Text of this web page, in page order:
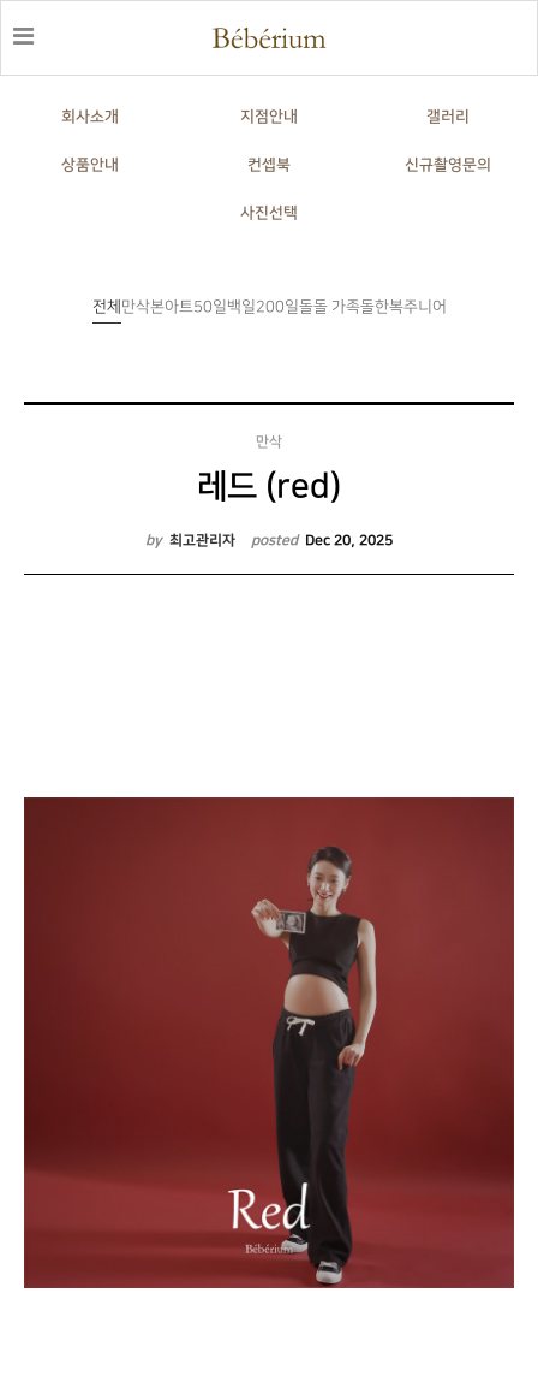
회사소개 지점안내 갤러리
상품안내 컨셉북 신규촬영문의
사진선택
전체 만삭본아트 50일 백일 200일돌돌 가족돌한복주니어
만삭
레드 (red)
by 최고관리자 posted Dec 20, 2025